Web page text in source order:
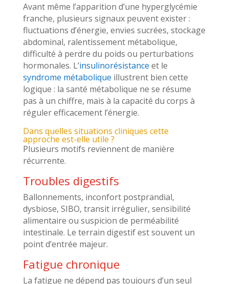
Avant même l’apparition d’une hyperglycémie
franche, plusieurs signaux peuvent exister :
fluctuations d’énergie, envies sucrées, stockage
abdominal, ralentissement métabolique,
difficulté à perdre du poids ou perturbations
hormonales. L’insulinorésistance et le
syndrome métabolique illustrent bien cette
logique : la santé métabolique ne se résume
pas à un chiffre, mais à la capacité du corps à
réguler efficacement l’énergie.
Dans quelles situations cliniques cette
approche est-elle utile ?
Plusieurs motifs reviennent de manière
récurrente.
Troubles digestifs
Ballonnements, inconfort postprandial,
dysbiose, SIBO, transit irrégulier, sensibilité
alimentaire ou suspicion de perméabilité
intestinale. Le terrain digestif est souvent un
point d’entrée majeur.
Fatigue chronique
La fatigue ne dépend pas toujours d’un seul